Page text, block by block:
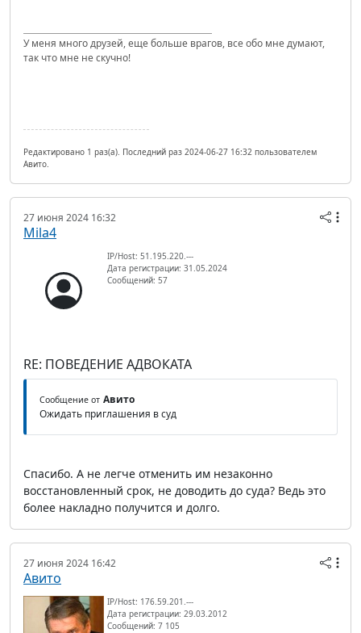
У меня много друзей, еще больше врагов, все обо мне думают,
так что мне не скучно!
Редактировано 1 раз(а). Последний раз 2024-06-27 16:32 пользователем
Авито.
27 июня 2024 16:32
Mila4
IP/Host: 51.195.220.---
Дата регистрации: 31.05.2024
Сообщений: 57
RE: ПОВЕДЕНИЕ АДВОКАТА
Сообщение от Авито
Ожидать приглашения в суд
Спасибо. А не легче отменить им незаконно
восстановленный срок, не доводить до суда? Ведь это
более накладно получится и долго.
27 июня 2024 16:42
Авито
IP/Host: 176.59.201.---
Дата регистрации: 29.03.2012
Сообщений: 7 105